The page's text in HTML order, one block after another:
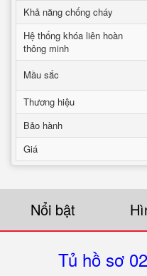
Khả năng chống cháy
Hệ thống khóa liên hoàn
thông minh
Mầu sắc
Thương hiệu
Bảo hành
Giá
Nổi bật
Tủ hồ sơ